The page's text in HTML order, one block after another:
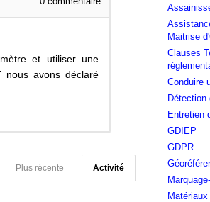
et utiliser une
nous avons déclaré
Activité
Plus récente
Maitrise
Clauses
Conduire
Détection
Entretien
GDIEP
GDPR